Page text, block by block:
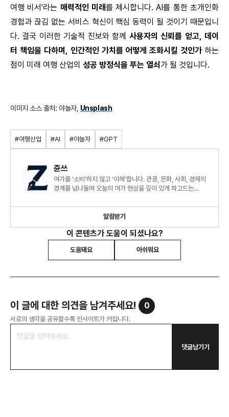
여행 비서'라는 매력적인 미래를 제시합니다. AI를 통한 초개인화
경험과 끊김 없는 서비스 혁신이 핵심 동력이 될 것이기 때문입니
다. 결국 이러한 기술적 진보와 함께 사용자의 신뢰를 얻고, 데이
터 책임을 다하며, 인간적인 가치를 어떻게 조화시킬 것인가 하는
점이 미래 여행 산업의 성공 방정식을 푸는 열쇠 가 될 것입니다.
이미지 소스 출처: 야놀자, Unsplash
#여행산업 #AI #야놀자 #GPT
쥰쓰
여가를 '소비'하지 않고 '이해'합니다. 관광, 문화, 사회, 경제의
경계를 넘나들며 오늘의 여가 현상을 깊이 있게 파고드는
알림받기
이 콘텐츠가 도움이 되셨나요?
도움돼요 아쉬워요
이 글에 대한 의견을 남겨주세요! 0
서로의 생각을 공유할수록 인사이트가 커집니다.
댓글남기기